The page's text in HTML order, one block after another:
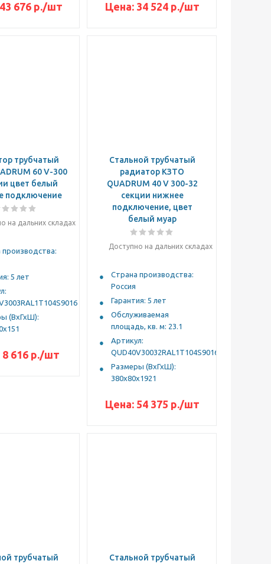
43 676р./шт Цена: 34 524р./шт
трубчатый
60 V-300
цвет белый
подключение
на дальних складах
производства:
5 лет
(ВхГхШ):
8 616р./шт
Стальной трубчатый
радиатор КЗТО
QUADRUM 40 V 300-32
секции нижнее
подключение, цвет
белый муар
Доступно на дальних складах
Страна производства:
Россия
Гарантия: 5 лет
Обслуживаемая
площадь, кв. м: 23.1
Артикул:
QUD40V30032RAL1Т104S9016
Размеры (ВхГхШ):
380х80х1921
Цена: 54 375 р./шт
трубчатый
Стальной трубчатый